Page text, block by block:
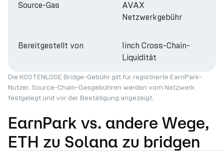
Source-Gas
AVAX
Netzwerkgebühr
Bereitgestellt von
1inch Cross-Chain-
Liquidität
Die KOSTENLOSE Bridge-Gebühr gilt für registrierte EarnPark-
Nutzer. Source-Chain-Gasgebühren werden vom Netzwerk
festgelegt und vor der Bestätigung angezeigt.
EarnPark vs. andere Wege,
ETH zu Solana zu bridgen